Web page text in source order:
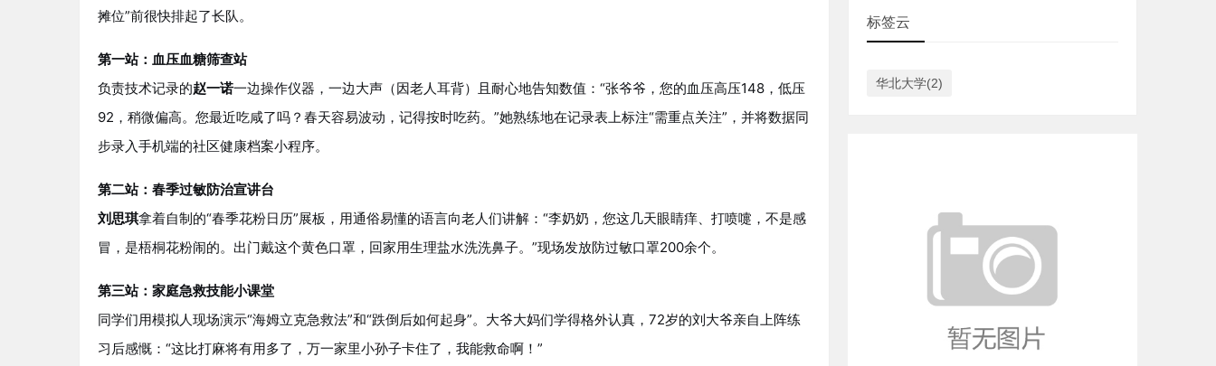
摊位”前很快排起了长队。
第一站：血压血糖筛查站
负责技术记录的赵一诺一边操作仪器，一边大声（因老人耳背）且耐心地告知数值：“张爷爷，您的血压高压148，低压
92，稍微偏高。您最近吃咸了吗？春天容易波动，记得按时吃药。”她熟练地在记录表上标注“需重点关注”，并将数据同
步录入手机端的社区健康档案小程序。
第二站：春季过敏防治宣讲台
刘思琪拿着自制的“春季花粉日历”展板，用通俗易懂的语言向老人们讲解：“李奶奶，您这几天眼睛痒、打喷嚏，不是感
冒，是梧桐花粉闹的。出门戴这个黄色口罩，回家用生理盐水洗洗鼻子。”现场发放防过敏口罩200余个。
第三站：家庭急救技能小课堂
同学们用模拟人现场演示“海姆立克急救法”和“跌倒后如何起身”。大爷大妈们学得格外认真，72岁的刘大爷亲自上阵练
习后感慨：“这比打麻将有用多了，万一家里小孙子卡住了，我能救命啊！”
标签云
华北大学(2)